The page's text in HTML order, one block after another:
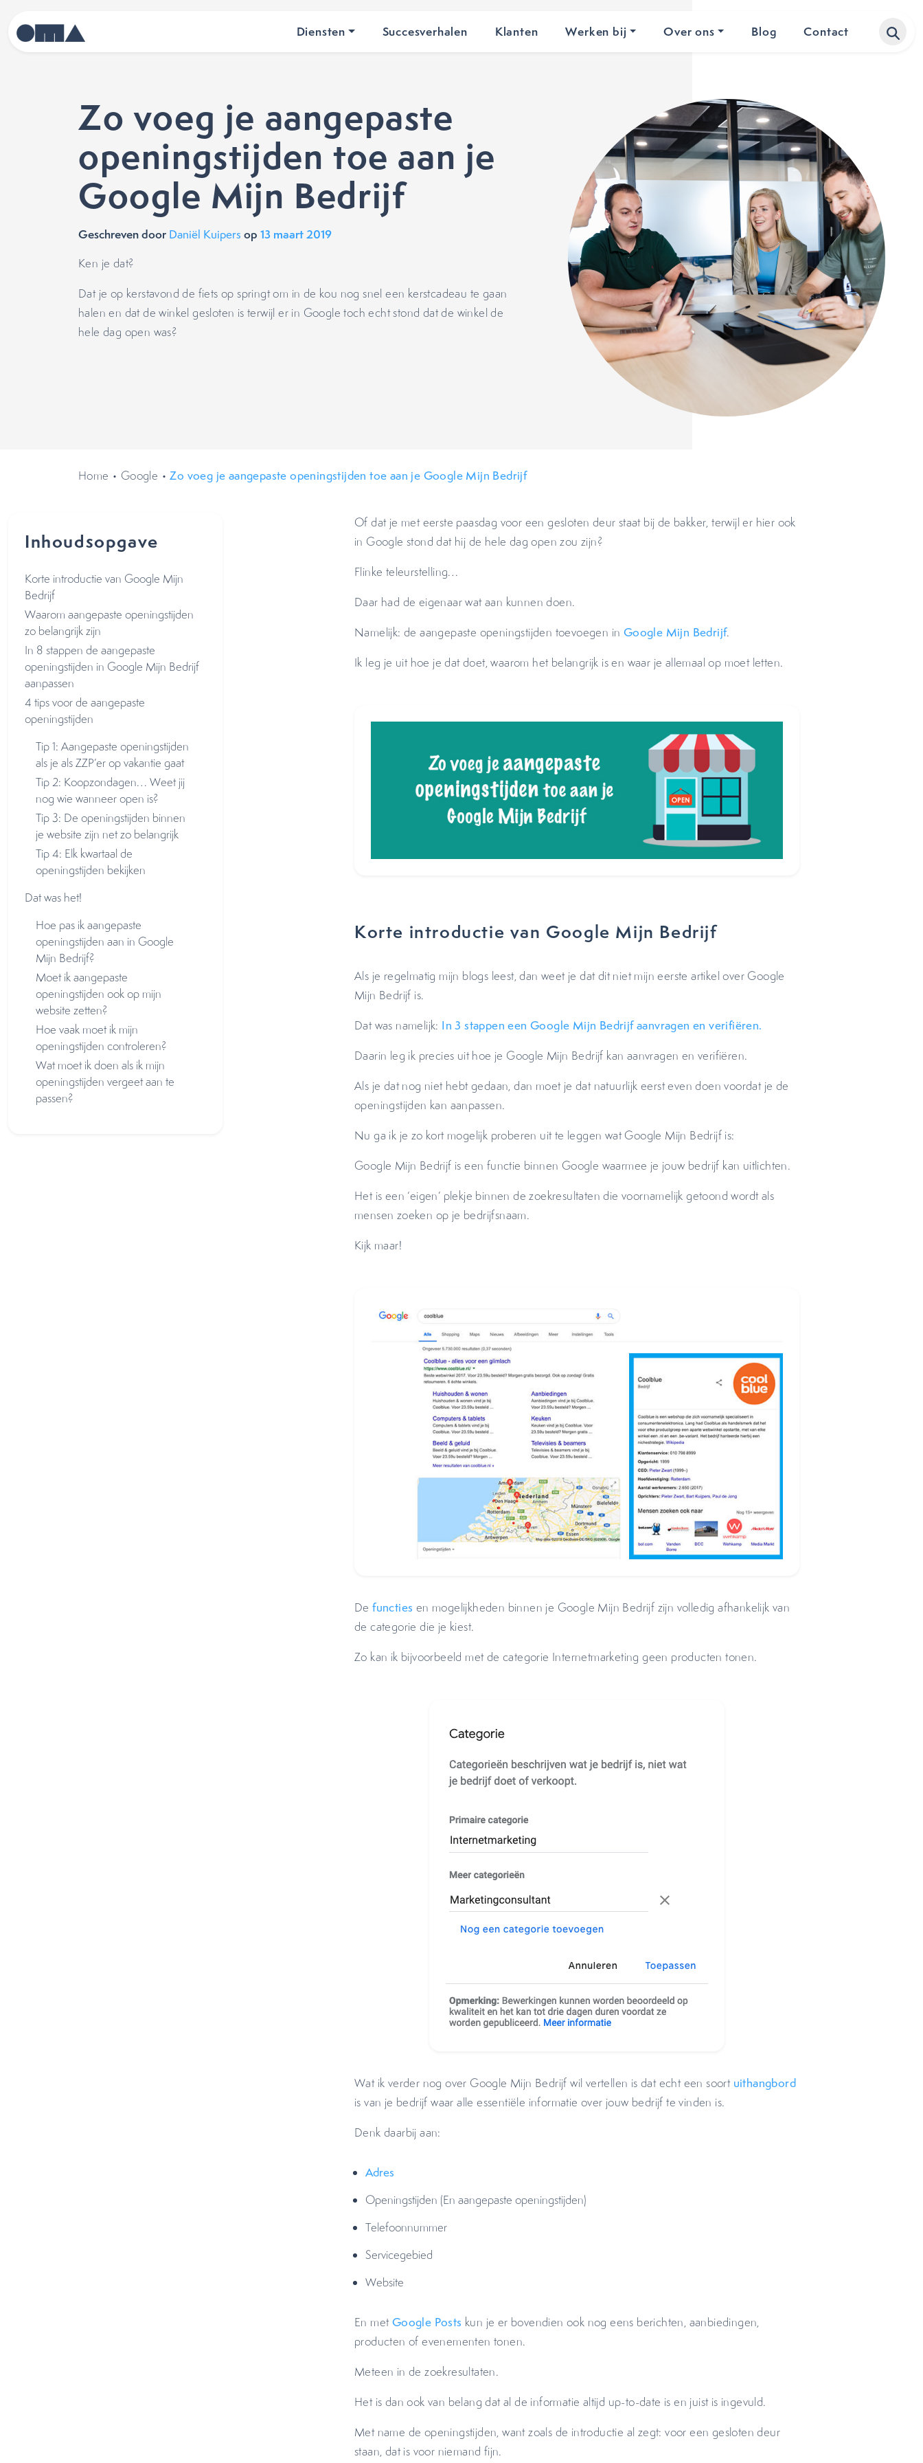
Diensten Succesverhalen Klanten Werken bij Over ons Blog Contact
Zo voeg je aangepaste
openingstijden toe aan je
Google Mijn Bedrijf
Geschreven door Daniël Kuipers op 13 maart 2019
Ken je dat?
Dat je op kerstavond de fiets op springt om in de kou nog snel een kerstcadeau te gaan
halen en dat de winkel gesloten is terwijl er in Google toch echt stond dat de winkel de
hele dag open was?
Home • Google •Zo voeg je aangepaste openingstijden toe aan je Google Mijn Bedrijf
Inhoudsopgave
Korte introductie van Google Mijn
Bedrijf
Waarom aangepaste openingstijden
zo belangrijk zijn
In 8 stappen de aangepaste
openingstijden in Google Mijn Bedrijf
aanpassen
4 tips voor de aangepaste
openingstijden
Tip 1: Aangepaste openingstijden
als je als ZZP’er op vakantie gaat
Tip 2: Koopzondagen… Weet jij
nog wie wanneer open is?
Tip 3: De openingstijden binnen
je website zijn net zo belangrijk
Tip 4: Elk kwartaal de
openingstijden bekijken
Dat was het!
Hoe pas ik aangepaste
openingstijden aan in Google
Mijn Bedrijf?
Moet ik aangepaste
openingstijden ook op mijn
website zetten?
Hoe vaak moet ik mijn
openingstijden controleren?
Wat moet ik doen als ik mijn
openingstijden vergeet aan te
passen?
Of dat je met eerste paasdag voor een gesloten deur staat bij de bakker, terwijl er hier ook
in Google stond dat hij de hele dag open zou zijn?
Flinke teleurstelling…
Daar had de eigenaar wat aan kunnen doen.
Namelijk: de aangepaste openingstijden toevoegen in Google Mijn Bedrijf.
Ik leg je uit hoe je dat doet, waarom het belangrijk is en waar je allemaal op moet letten.
Korte introductie van Google Mijn Bedrijf
Als je regelmatig mijn blogs leest, dan weet je dat dit niet mijn eerste artikel over Google
Mijn Bedrijf is.
Dat was namelijk: In 3 stappen een Google Mijn Bedrijf aanvragen en verifiëren.
Daarin leg ik precies uit hoe je Google Mijn Bedrijf kan aanvragen en verifiëren.
Als je dat nog niet hebt gedaan, dan moet je dat natuurlijk eerst even doen voordat je de
openingstijden kan aanpassen.
Nu ga ik je zo kort mogelijk proberen uit te leggen wat Google Mijn Bedrijf is:
Google Mijn Bedrijf is een functie binnen Google waarmee je jouw bedrijf kan uitlichten.
Het is een ‘eigen’ plekje binnen de zoekresultaten die voornamelijk getoond wordt als
mensen zoeken op je bedrijfsnaam.
Kijk maar!
Defuncties en mogelijkheden binnen je Google Mijn Bedrijf zijn volledig afhankelijk van
de categorie die je kiest.
Zo kan ik bijvoorbeeld met de categorie Internetmarketing geen producten tonen.
Wat ik verder nog over Google Mijn Bedrijf wil vertellen is dat echt een soort uithangbord
is van je bedrijf waar alle essentiële informatie over jouw bedrijf te vinden is.
Denk daarbij aan:
Adres
Openingstijden (En aangepaste openingstijden)
Telefoonnummer
Servicegebied
Website
En metGoogle Posts kun je er bovendien ook nog eens berichten, aanbiedingen,
producten of evenementen tonen.
Meteen in de zoekresultaten.
Het is dan ook van belang dat al de informatie altijd up-to-date is en juist is ingevuld.
Met name de openingstijden, want zoals de introductie al zegt: voor een gesloten deur
staan, dat is voor niemand fijn.